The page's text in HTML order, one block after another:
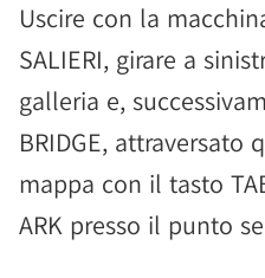
Uscire con la
SALIERI, girare a
galleria e,
BRIDGE, attraversato
mappa con il tasto
ARK presso il punto